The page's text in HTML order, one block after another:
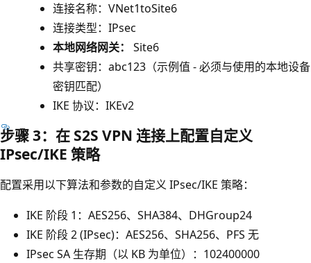
连接名称：VNet1toSite6
连接类型：IPsec
本地网络网关：
Site6
共享密钥：abc123（示例值 - 必须与使用的本地设备
密钥匹配）
IKE 协议：IKEv2
步骤 3：在 S2S VPN 连接上配置自定义
IPsec/IKE 策略
配置采用以下算法和参数的自定义 IPsec/IKE 策略：
IKE 阶段 1：AES256、SHA384、DHGroup24
IKE 阶段 2 (IPsec)：AES256、SHA256、PFS 无
IPsec SA 生存期（以 KB 为单位）：102400000